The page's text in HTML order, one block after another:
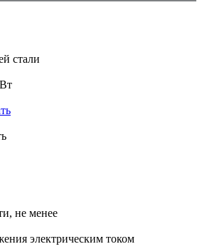
стали
не менее
электрическим током